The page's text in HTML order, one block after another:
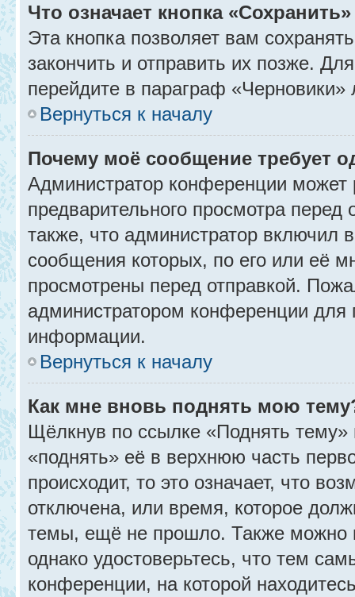
Что означает кнопка
Эта кнопка позволяет вам
закончить и отправить их позже.
перейдите в параграф «Черновики»
Вернуться к началу
Почему моё сообщение требует
Администратор конференции
предварительного просмотра
также, что администратор включил
сообщения которых, по его или её
просмотрены перед отправкой.
администратором конференции для
информации.
Вернуться к началу
Как мне вновь поднять мою
Щёлкнув по ссылке «Поднять
«поднять» её в верхнюю часть
происходит, то это означает, что
отключена, или время, которое
темы, ещё не прошло. Также можно
однако удостоверьтесь, что тем
конференции, на которой